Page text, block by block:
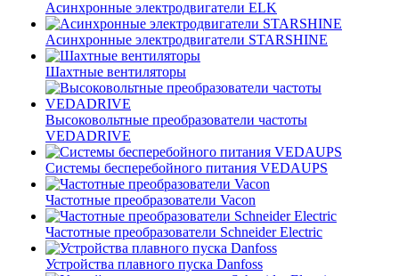
Асинхронные электродвигатели ELK
Асинхронные электродвигатели STARSHINE
Шахтные вентиляторы
Высоковольтные преобразователи частоты
VEDADRIVE
Системы бесперебойного питания VEDAUPS
Частотные преобразователи Vacon
Частотные преобразователи Schneider Electric
Устройства плавного пуска Danfoss